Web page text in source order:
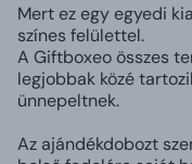
Mert ez egy egyedi
színes felülettel.
A Giftboxeo összes
legjobbak közé
ünnepeltnek.
Az ajándékdobozt